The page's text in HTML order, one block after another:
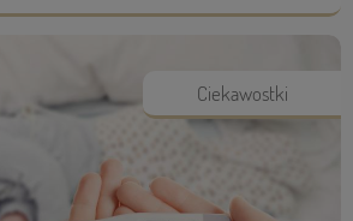
Ciekawostki